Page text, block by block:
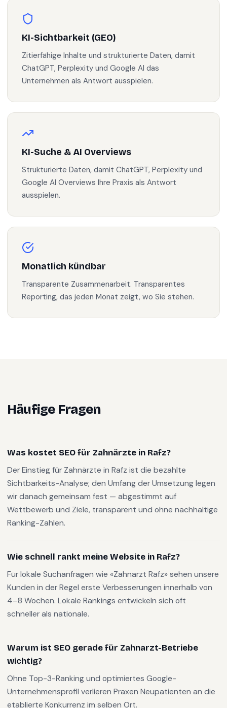
KI-Sichtbarkeit (GEO)
Zitierfähige Inhalte und strukturierte Daten, damit
ChatGPT, Perplexity und Google AI das
Unternehmen als Antwort ausspielen.
KI-Suche & AI Overviews
Strukturierte Daten, damit ChatGPT, Perplexity und
Google AI Overviews Ihre Praxis als Antwort
ausspielen.
Monatlich kündbar
Transparente Zusammenarbeit. Transparentes
Reporting, das jeden Monat zeigt, wo Sie stehen.
Häufige Fragen
Was kostet SEO für Zahnärzte in Rafz?
Der Einstieg für Zahnärzte in Rafz ist die bezahlte
Sichtbarkeits-Analyse; den Umfang der Umsetzung legen
wir danach gemeinsam fest — abgestimmt auf
Wettbewerb und Ziele, transparent und ohne nachhaltige
Ranking-Zahlen.
Wie schnell rankt meine Website in Rafz?
Für lokale Suchanfragen wie «Zahnarzt Rafz» sehen unsere
Kunden in der Regel erste Verbesserungen innerhalb von
4–8 Wochen. Lokale Rankings entwickeln sich oft
schneller als nationale.
Warum ist SEO gerade für Zahnarzt-Betriebe
wichtig?
Ohne Top-3-Ranking und optimiertes Google-
Unternehmensprofil verlieren Praxen Neupatienten an die
etablierte Konkurrenz im selben Ort.